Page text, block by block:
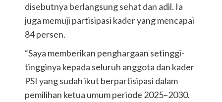
disebutnya berlangsung sehat dan adil. Ia
juga memuji partisipasi kader yang mencapai
84 persen.
“Saya memberikan penghargaan setinggi-
tingginya kepada seluruh anggota dan kader
PSI yang sudah ikut berpartisipasi dalam
pemilihan ketua umum periode 2025–2030.